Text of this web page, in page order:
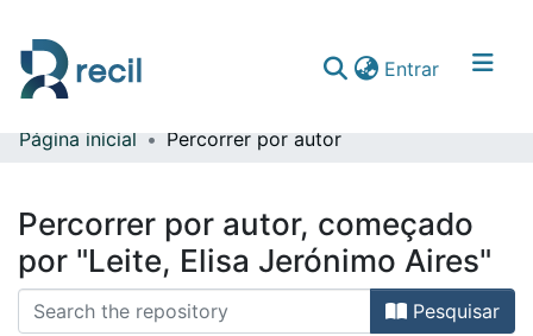
Entrar(current)
Comunidades & Coleções
Página inicial Percorrer por autor
Percorrer por autor, começado
por "Leite, Elisa Jerónimo Aires"
Pesquisar